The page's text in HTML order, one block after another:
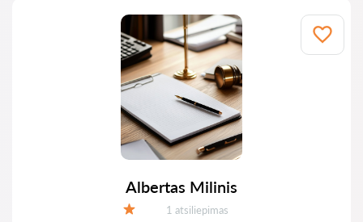
Albertas Milinis
Atsiliepimų:
1 atsiliepimas